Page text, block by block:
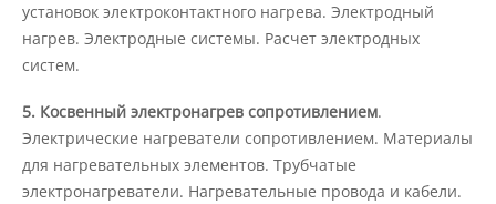
Безопасность
Противодействие коррупции
Противодействие терроризму
установок электроконтактного нагрева. Электродный
нагрев. Электродные системы. Расчет электродных
систем.
5. Косвенный электронагрев сопротивлением.
Электрические нагреватели сопротивлением. Материалы
для нагревательных элементов. Трубчатые
электронагреватели. Нагревательные провода и кабели.